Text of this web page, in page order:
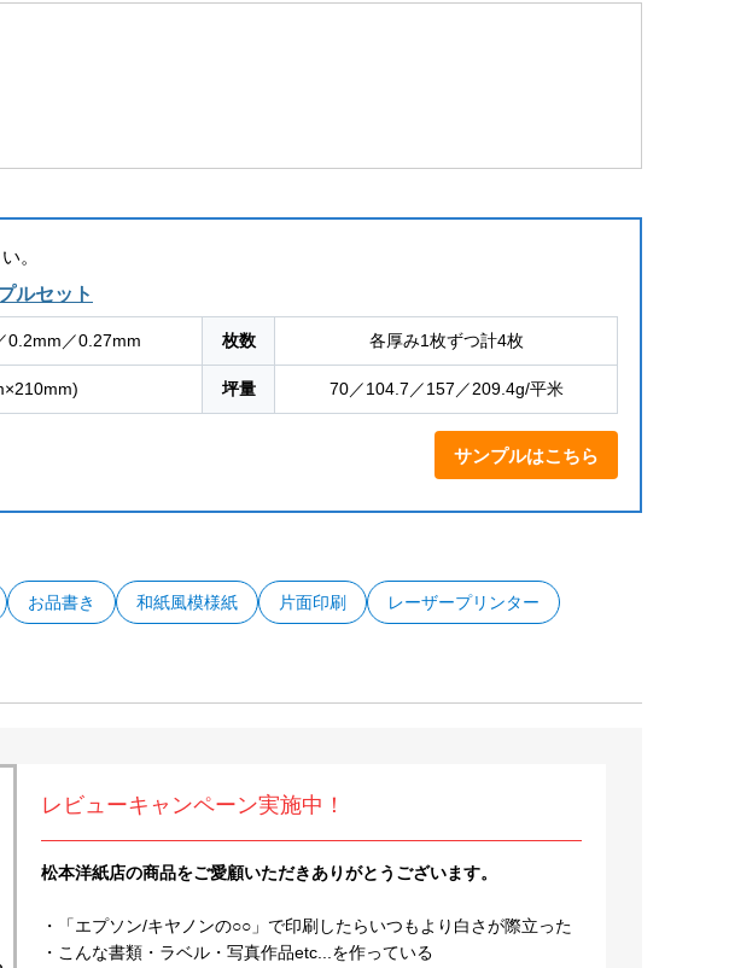
。
ルセット
0.2mm／0.27mm 枚数 各厚み1枚ずつ計4枚
坪量 70／104.7／157／209.4g/平米
サンプルはこちら
お品書き 和紙風模様紙 片面印刷 レーザープリンター
レビューキャンペーン実施中！
松本洋紙店の商品をご愛顧いただきありがとうございます。
・「エプソン/キヤノンの○○」で印刷したらいつもより白さが際立った
・こんな書類・ラベル・写真作品etc...を作っている